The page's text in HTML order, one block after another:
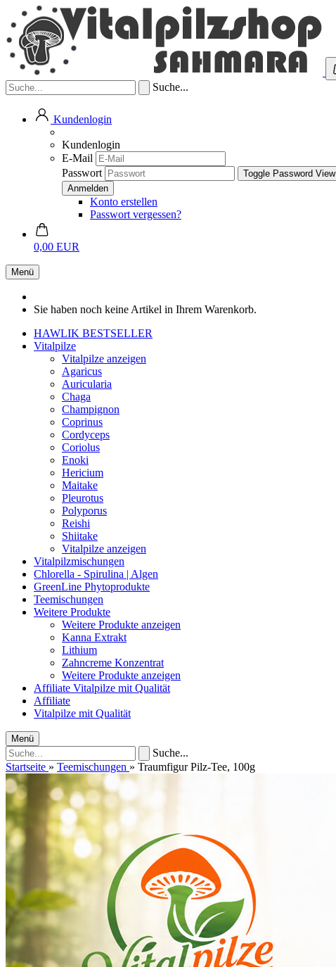
Suche...
Kundenlogin
Kundenlogin
E-Mail
Passwort
Toggle Password View
Konto erstellen
Passwort vergessen?
0,00 EUR
Menü
Sie haben noch keine Artikel in Ihrem Warenkorb.
HAWLIK BESTSELLER
Vitalpilze
Vitalpilze anzeigen
Agaricus
Auricularia
Chaga
Champignon
Coprinus
Cordyceps
Coriolus
Enoki
Hericium
Maitake
Pleurotus
Polyporus
Reishi
Shiitake
Vitalpilze anzeigen
Vitalpilzmischungen
Chlorella - Spirulina | Algen
GreenLine Phytoprodukte
Teemischungen
Weitere Produkte
Weitere Produkte anzeigen
Kanna Extrakt
Lithium
Zahncreme Konzentrat
Weitere Produkte anzeigen
Affiliate Vitalpilze mit Qualität
Affiliate
Vitalpilze mit Qualität
Menü
Suche...
Startseite » Teemischungen » Traumfigur Pilz-Tee, 100g